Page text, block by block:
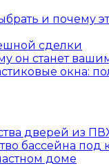
и почему
сделки
он станет
окна:
дверей из
бассейна под
доме